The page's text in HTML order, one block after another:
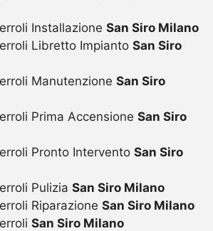
Installazione San Siro Milano
Libretto Impianto San Siro
Manutenzione San Siro
Prima Accensione San Siro
Pronto Intervento San Siro
Pulizia San Siro Milano
Riparazione San Siro Milano
San Siro Milano